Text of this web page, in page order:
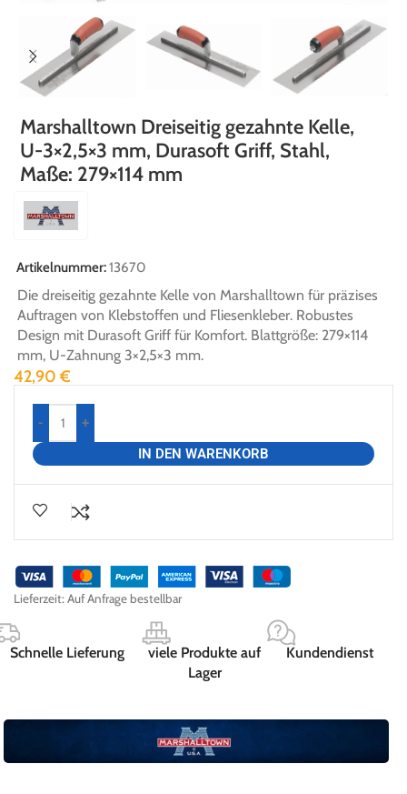
Marshalltown Dreiseitig gezahnte Kelle,
U-3×2,5×3 mm, Durasoft Griff, Stahl,
Maße: 279×114 mm
Artikelnummer:13670
Die dreiseitig gezahnte Kelle von Marshalltown für präzises
Auftragen von Klebstoffen und Fliesenkleber. Robustes
Design mit Durasoft Griff für Komfort. Blattgröße: 279×114
mm, U-Zahnung 3×2,5×3 mm.
42,90€
-
+
IN DEN WARENKORB
Lieferzeit: Auf Anfrage bestellbar
Schnelle Lieferung
viele Produkte auf
Lager
Kundendienst